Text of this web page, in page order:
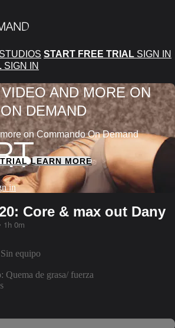
STUDIOS START FREE TRIAL SIGN IN
SIGN IN
AND MORE ON
DEMAND
on Commando On Demand
TRIALLEARN MORE
in
Core & max out Dany
1h 0m
equipo
Quema de grasa/ fuerza